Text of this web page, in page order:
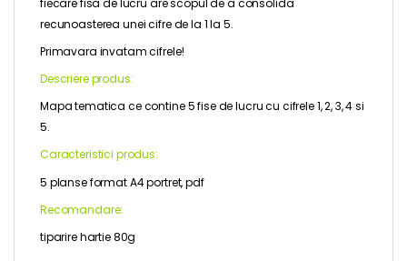
recunoasterea unei cifre de la 1 la 5.
Primavara invatam cifrele!
Descriere produs:
Mapa tematica ce contine 5 fise de lucru cu cifrele 1, 2, 3, 4 si
5.
Caracteristici produs:
5 planse format A4 portret, pdf
Recomandare:
tiparire hartie 80g